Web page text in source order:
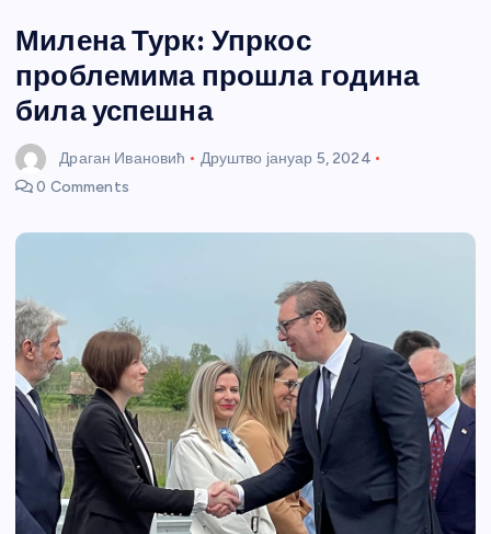
и портал
Милена Турк: Упркос
проблемима прошла година
била успешна
Драган Ивановић Друштво јануар 5, 2024
0 Comments